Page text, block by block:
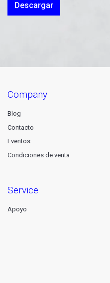
Descargar
company
Blog
Contacto
Eventos
Condiciones de venta
service
Apoyo